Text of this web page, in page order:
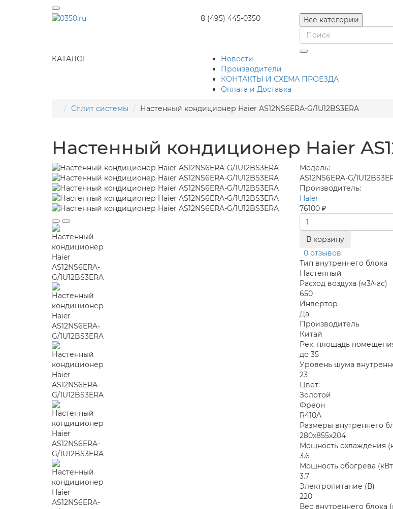
Все категории
8 (495) 445-0350
КАТАЛОГ
Новости
Производители
КОНТАКТЫ И СХЕМА ПРОЕЗДА
Оплата и Доставка
Сплит системы Настенный кондиционер Haier AS12NS6ERA-G/1U12BS3ERA
Настенный кондиционер Haier
Модель:
AS12NS6ERA-G/
Производитель:
Haier
76100 ₽
В корзину
0 отзывов
Тип внутреннего блока
Настенный
Расход воздуха (м3/час)
650
Инвертор
Да
Производитель
Китай
Рек. площадь
до 35
Уровень шума
23
Цвет:
Золотой
Фреон
R410A
Размеры внутреннего
280х855х204
Мощность охлаждения
3.6
Мощность обогрева
3.7
Электропитание (В)
220
Вес внутреннего блока